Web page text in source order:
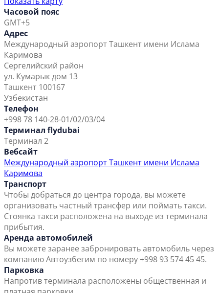
Часовой пояс
GMT+5
Адрес
Международный аэропорт Ташкент имени Ислама
Каримова
Сергелийский район
ул. Кумарык дом 13
Ташкент 100167
Узбекистан
Телефон
+998 78 140-28-01/02/03/04
Терминал flydubai
Терминал 2
Вебсайт
Международный аэропорт Ташкент имени Ислама
Каримова
Транспорт
Чтобы добраться до центра города, вы можете
организовать частный трансфер или поймать такси.
Стоянка такси расположена на выходе из терминала
прибытия.
Аренда автомобилей
Вы можете заранее забронировать автомобиль через
компанию Автоузбегим по номеру +998 93 574 45 45.
Парковка
Напротив терминала расположены общественная и